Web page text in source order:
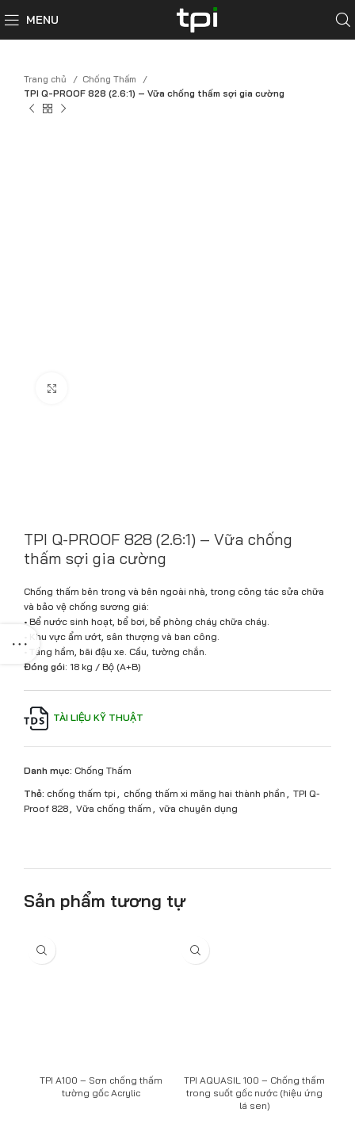
MENU
Trang chủ
Chống Thấm
TPI Q-PROOF 828 (2.6:1) – Vữa chống thấm sợi gia cường
TPI Q-PROOF 828 (2.6:1) – Vữa chống
thấm sợi gia cường
Chống thấm bên trong và bên ngoài nhà, trong công tác sửa chữa
và bảo vệ chống sương giá:
• Bể nước sinh hoạt, bể bơi, bể phòng cháy chữa cháy.
• Khu vực ẩm ướt, sân thượng và ban công.
• Tầng hầm, bãi đậu xe. Cầu, tường chắn.
Đóng gói: 18 kg / Bộ (A+B)
TÀI LIỆU KỸ THUẬT
Danh mục: Chống Thấm
Thẻ: chống thấm tpi , chống thấm xi măng hai thành phần , TPI Q-
Proof 828, Vữa chống thấm , vữa chuyên dụng
Sản phẩm tương tự
TPI A100 – Sơn chống thấm
tường gốc Acrylic
TPI AQUASIL 100 – Chống thấm
trong suốt gốc nước (hiệu ứng
lá sen)